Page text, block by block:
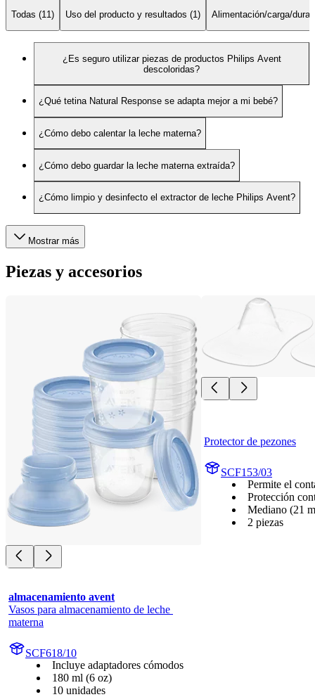
Todas (11) Uso del producto y resultados (1) Alimentación/carga/
¿Es seguro utilizar piezas de productos Philips Avent
descoloridas?
¿Qué tetina Natural Response se adapta mejor a mi bebé?
¿Cómo debo calentar la leche materna?
¿Cómo debo guardar la leche materna extraída?
¿Cómo limpio y desinfecto el extractor de leche Philips Avent?
Mostrar más
Piezas y accesorios
almacenamiento avent
Vasos para almacenamiento de leche
materna
SCF618/10
Incluye adaptadores cómodos
180 ml (6 oz)
10 unidades
Protector de pezones
SCF153/03
Permite el
Protección
Mediano (21
2 piezas